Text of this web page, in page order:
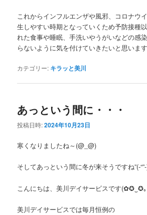
これからインフルエンザや風邪、コロナウ
生しやすい時期となっていくため予防接種
れた食事や睡眠、手洗いやうがいなどの感
らないように気を付けていきたいと思います
カテゴリー: キラッと美川
あっという間に・・・
投稿日時:2024年10月23日
寒くなりましたね～(@_@)
そしてあっという間に冬が来そうですね”(-“”-
こんにちは、美川デイサービスです(✿✪‿✪
美川デイサービスでは毎月恒例の